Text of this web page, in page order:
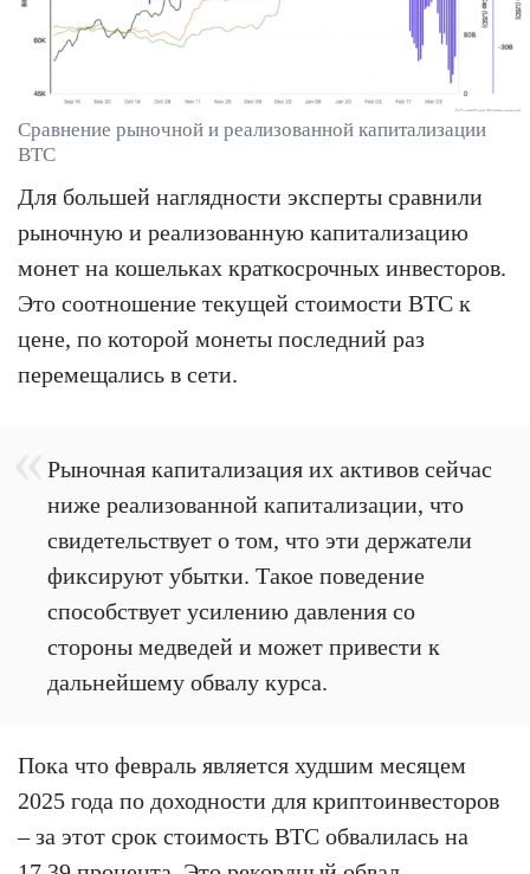
Сравнение рыночной и реализованной капитализации
BTC
Для большей наглядности эксперты сравнили
рыночную и реализованную капитализацию
монет на кошельках краткосрочных инвесторов.
Это соотношение текущей стоимости BTC к
цене, по которой монеты последний раз
перемещались в сети.
Рыночная капитализация их активов сейчас
ниже реализованной капитализации, что
свидетельствует о том, что эти держатели
фиксируют убытки. Такое поведение
способствует усилению давления со
стороны медведей и может привести к
дальнейшему обвалу курса.
Пока что февраль является худшим месяцем
2025 года по доходности для криптоинвесторов
– за этот срок стоимость BTC обвалилась на